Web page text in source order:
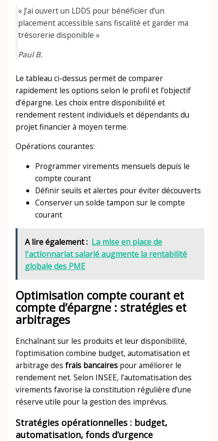
« J’ai ouvert un LDDS pour bénéficier d’un
placement accessible sans fiscalité et garder ma
trésorerie disponible »
Paul B.
Le tableau ci-dessus permet de comparer
rapidement les options selon le profil et l’objectif
d’épargne. Les choix entre disponibilité et
rendement restent individuels et dépendants du
projet financier à moyen terme.
Opérations courantes:
Programmer virements mensuels depuis le
compte courant
Définir seuils et alertes pour éviter découverts
Conserver un solde tampon sur le compte
courant
A lire également : La mise en place de
l'actionnariat salarié augmente la rentabilité
globale des PME
Optimisation compte courant et
compte d’épargne : stratégies et
arbitrages
Enchaînant sur les produits et leur disponibilité,
l’optimisation combine budget, automatisation et
arbitrage des frais bancairespour améliorer le
rendement net. Selon INSEE, l’automatisation des
virements favorise la constitution régulière d’une
réserve utile pour la gestion des imprévus.
Stratégies opérationnelles : budget,
automatisation, fonds d’urgence